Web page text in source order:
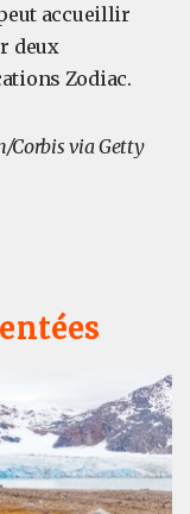
accueillir
deux
Zodiac.
Corbis via Getty